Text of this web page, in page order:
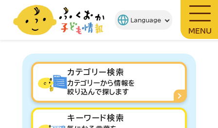
MENU
カテゴリー検索
カテゴリーから情報を
絞り込んで探します
キーワード検索